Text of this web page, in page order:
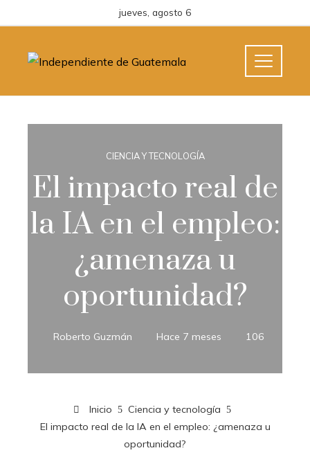
jueves, agosto 6
CIENCIA Y TECNOLOGÍA
El impacto real de
la IA en el empleo:
¿amenaza u
oportunidad?
Roberto Guzmán Hace 7 meses 106
Inicio
Ciencia y tecnología
El impacto real de la IA en el empleo: ¿amenaza u
oportunidad?